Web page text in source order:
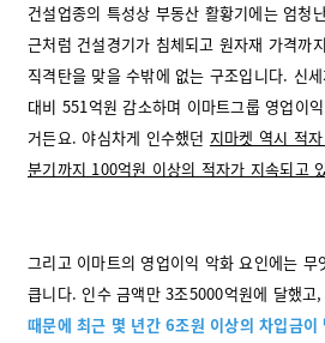
건설업종의 특성상 부동산 활황기에는 엄청
근처럼 건설경기가 침체되고 원자재 가격까
직격탄을 맞을 수밖에 없는 구조입니다. 신
대비 551억원 감소하며 이마트그룹 영업이
거든요. 야심차게 인수했던 지마켓 역시 적
분기까지 100억원 이상의 적자가 지속되고
그리고 이마트의 영업이익 악화 요인에는 무
큽니다. 인수 금액만 3조5000억원에 달했
때문에 최근 몇 년간 6조원 이상의 차입금이